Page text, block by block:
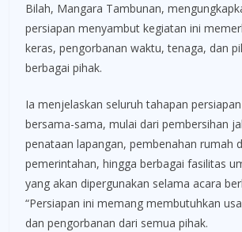
Bilah, Mangara Tambunan,
persiapan menyambut kegiatan ini
keras, pengorbanan waktu, tenaga, dan
berbagai pihak.
Ia menjelaskan seluruh tahapan
bersama-sama, mulai dari pembersihan
penataan lapangan, pembenahan rumah
pemerintahan, hingga berbagai fasilitas
yang akan dipergunakan selama acara
“Persiapan ini memang membutuhkan
dan pengorbanan dari semua pihak.